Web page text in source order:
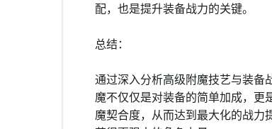
配，也是提升装备战力的关键。
总结：
通过深入分析高级附魔技艺与装备
魔不仅仅是对装备的简单加成，
魔契合度，从而达到最大化的战力